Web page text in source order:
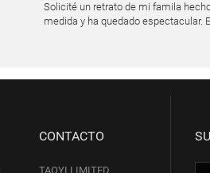
Solicité un retrato de mi famila
medida y ha quedado espectacular.
CONTACTO
TAOYI LIMITED